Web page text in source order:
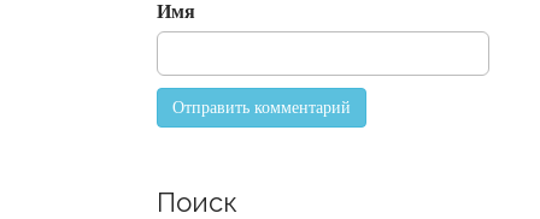
n
Имя
Поиск